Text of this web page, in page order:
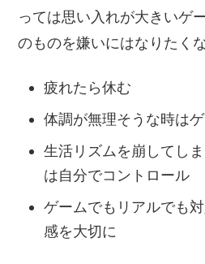
っては思い入れが大きいゲ
のものを嫌いにはなりたく
疲れたら休む
体調が無理そうな時は
生活リズムを崩してし
は自分でコントロール
ゲームでもリアルでも
感を大切に